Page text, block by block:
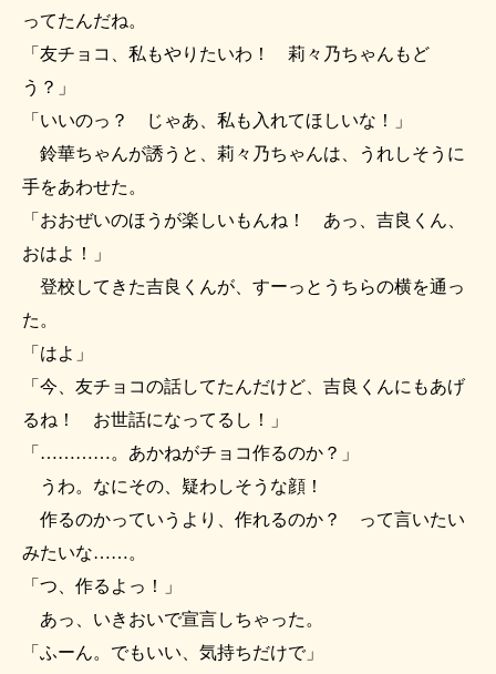
ってたんだね。
「友チョコ、私もやりたいわ！ 莉々乃ちゃんもど
う？」
「いいのっ？ じゃあ、私も入れてほしいな！」
鈴華ちゃんが誘うと、莉々乃ちゃんは、うれしそうに
手をあわせた。
「おおぜいのほうが楽しいもんね！ あっ、吉良くん、
おはよ！」
登校してきた吉良くんが、すーっとうちらの横を通っ
た。
「はよ」
「今、友チョコの話してたんだけど、吉良くんにもあげ
るね！ お世話になってるし！」
「…………。あかねがチョコ作るのか？」
うわ。なにその、疑わしそうな顔！
作るのかっていうより、作れるのか？ って言いたい
みたいな……。
「つ、作るよっ！」
あっ、いきおいで宣言しちゃった。
「ふーん。でもいい、気持ちだけで」